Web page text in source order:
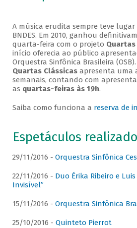
A música erudita sempre teve
BNDES. Em 2010, ganhou
quarta-feira com o projeto Quartas
início oferecia ao público
Orquestra Sinfônica Brasileira
Quartas Clássicasapresenta uma
semanais, contando com
as quartas-feiras às 19h.
Saiba como funciona a reserva de
Espetáculos
29/11/2016 - Orquestra Sinfônica
22/11/2016 - Duo Érika Ribeiro e
Invisível”
15/11/2016 - Orquestra Sinfônica
25/10/2016 - Quinteto Pierrot